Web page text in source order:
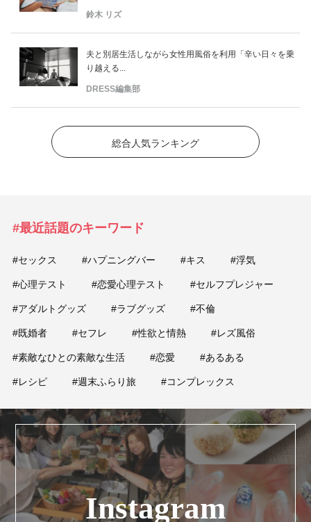
鈴木 リズ
夫と別居生活しながら女性用風俗を利用「辛い日々を乗
り越える...
DRESS編集部
総合人気ランキング
#最近話題のキーワード
#セックス #ハプニングバー #キス #浮気
#心理テスト #恋愛心理テスト #セルフプレジャー
#アダルトグッズ #ラブグッズ #不倫
#既婚者 #セフレ #性欲と情熱 #レズ風俗
#素敵なひとの素敵な生活 #恋愛 #あるある
#レシピ #週末ふらり旅 #コンプレックス
Instagram